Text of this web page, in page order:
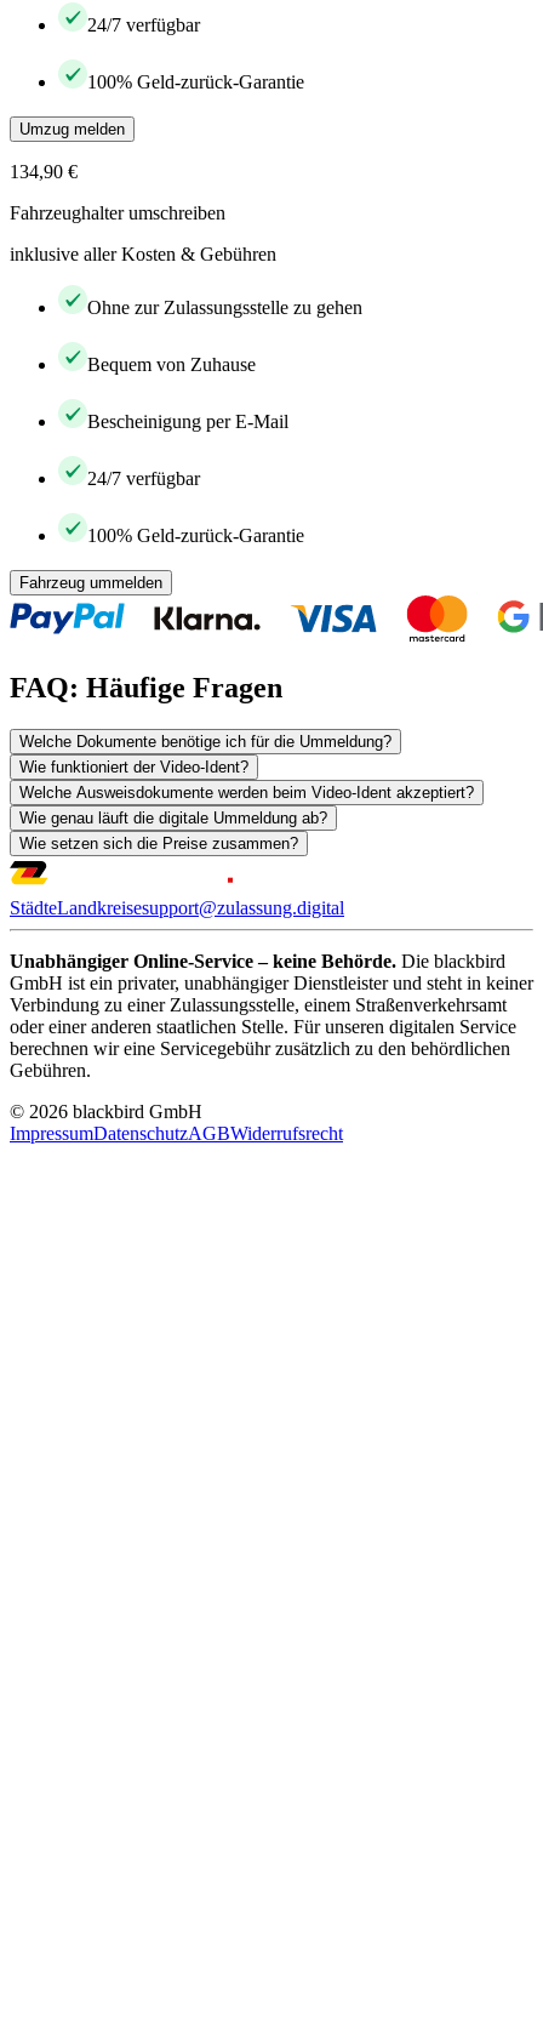
24/7 verfügbar
100% Geld-zurück-Garantie
Umzug melden
134,90 €
Fahrzeughalter umschreiben
inklusive aller Kosten & Gebühren
Ohne zur Zulassungsstelle zu gehen
Bequem von Zuhause
Bescheinigung per E-Mail
24/7 verfügbar
100% Geld-zurück-Garantie
Fahrzeug ummelden
FAQ: Häufige Fragen
Welche Dokumente benötige ich für die Ummeldung?
Wie funktioniert der Video-Ident?
Welche Ausweisdokumente werden beim Video-Ident akzeptiert?
Wie genau läuft die digitale Ummeldung ab?
Wie setzen sich die Preise zusammen?
StädteLandkreisesupport@zulassung.digital
Unabhängiger Online-Service – keine Behörde. Die blackbird
GmbH ist ein privater, unabhängiger Dienstleister und steht in keiner
Verbindung zu einer Zulassungsstelle, einem Straßenverkehrsamt
oder einer anderen staatlichen Stelle. Für unseren digitalen Service
berechnen wir eine Servicegebühr zusätzlich zu den behördlichen
Gebühren.
© 2026 blackbird GmbH
ImpressumDatenschutzAGBWiderrufsrecht